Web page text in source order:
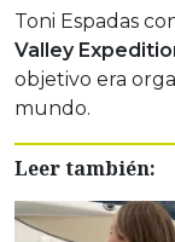
Toni Espadas
Valley
objetivo era
mundo.
Leer también: